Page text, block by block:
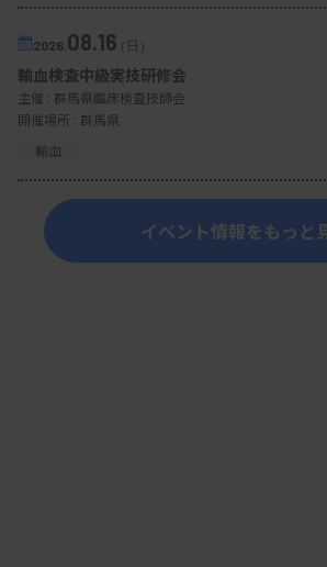
2026. 08.16（日）
輸血検査中級実技研修会
主催 : 群馬県臨床検査技師会
開催場所 : 群馬県
輸血
イベント情報をもっと